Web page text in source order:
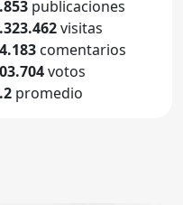
publicaciones
visitas
comentarios
votos
promedio